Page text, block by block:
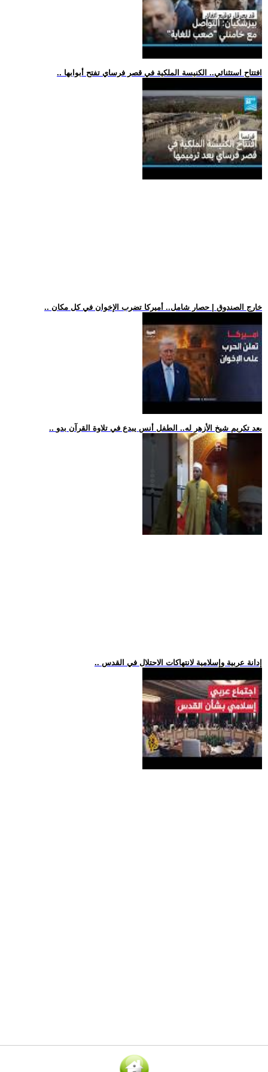
.. افتتاح استثنائي.. الكنيسة الملكية في قصر فرساي تفتح أبوابها
.. خارج الصندوق | حصار شامل.. أميركا تضرب الإخوان في كل مكان
.. بعد تكريم شيخ الأزهر له.. الطفل أنس يبدع في تلاوة القرآن بدو
.. إدانة عربية وإسلامية لانتهاكات الاحتلال في القدس